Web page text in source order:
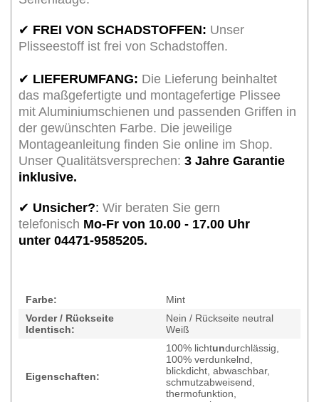
✔ FREI VON SCHADSTOFFEN: Unser
Plisseestoff ist frei von Schadstoffen.
✔ LIEFERUMFANG: Die Lieferung beinhaltet
das maßgefertigte und montagefertige Plissee
mit Aluminiumschienen und passenden Griffen in
der gewünschten Farbe. Die jeweilige
Montageanleitung finden Sie online im Shop.
Unser Qualitätsversprechen: 3 Jahre Garantie
inklusive.
✔ Unsicher?: Wir beraten Sie gern
telefonisch Mo-Fr von 10.00 - 17.00 Uhr
unter 04471-9585205.
Farbe:
Mint
Vorder / Rückseite
Identisch:
Nein / Rückseite neutral
Weiß
Eigenschaften:
100% lichtundurchlässig,
100% verdunkelnd,
blickdicht, abwaschbar,
schmutzabweisend,
thermofunktion,